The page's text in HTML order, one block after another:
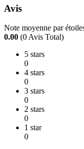
Avis
Note moyenne par
0.00 (0 Avis Total)
5 stars
0
4 stars
0
3 stars
0
2 stars
0
1 star
0